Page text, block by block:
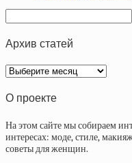
Архив статей
Архив
статей
О проекте
На этом сайте мы собираем
интересах: моде, стиле,
советы для женщин.